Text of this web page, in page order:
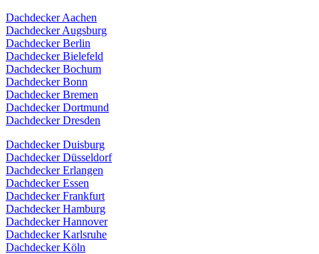
Dachdecker Aachen
Dachdecker Augsburg
Dachdecker Berlin
Dachdecker Bielefeld
Dachdecker Bochum
Dachdecker Bonn
Dachdecker Bremen
Dachdecker Dortmund
Dachdecker Dresden
Dachdecker Duisburg
Dachdecker Düsseldorf
Dachdecker Erlangen
Dachdecker Essen
Dachdecker Frankfurt
Dachdecker Hamburg
Dachdecker Hannover
Dachdecker Karlsruhe
Dachdecker Köln